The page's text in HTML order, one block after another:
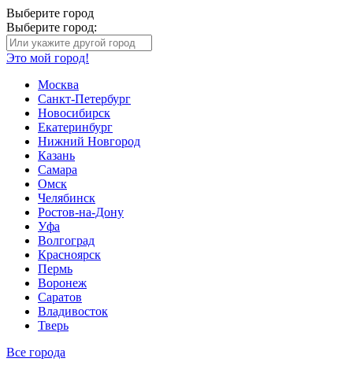
Выберите город
Выберите город:
Это мой город!
Москва
Санкт-Петербург
Новосибирск
Екатеринбург
Нижний Новгород
Казань
Самара
Омск
Челябинск
Ростов-на-Дону
Уфа
Волгоград
Красноярск
Пермь
Воронеж
Саратов
Владивосток
Тверь
Все города